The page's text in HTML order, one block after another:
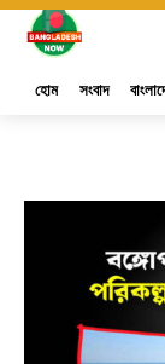
হোম সংবাদ